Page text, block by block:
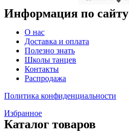
Информация по сайту
МенюО нас
Доставка и оплата
Полезно знать
Школы танцев
Контакты
Распродажа
Политика конфиденциальности
Избранное
Каталог товаров